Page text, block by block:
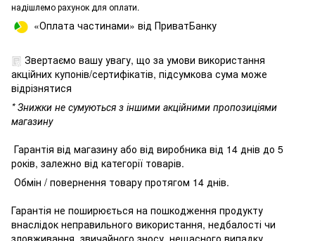
надішлемо рахунок для оплати.
«Оплата частинами» від ПриватБанку
Звертаємо вашу увагу, що за умови використання
акційних купонів/сертифікатів, підсумкова сума може
відрізнятися
* Знижки не сумуються з іншими акційними пропозиціями
магазину
Гарантія від магазину або від виробника від 14 днів до 5
років, залежно від категорії товарів.
Обмін / повернення товару протягом 14 днів.
Гарантія не поширюється на пошкодження продукту
внаслідок неправильного використання, недбалості чи